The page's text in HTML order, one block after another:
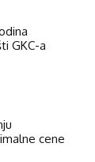
GKC-a
cene